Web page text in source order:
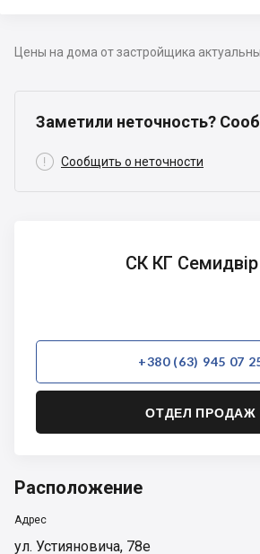
Цены на дома от застройщика
Заметили неточность?
 Сообщить о неточности
СК КГ Семидвір
+380 (63) 945 07
ОТДЕЛ ПРОДАЖ
Расположение
Адрес
ул. Устияновича, 78е